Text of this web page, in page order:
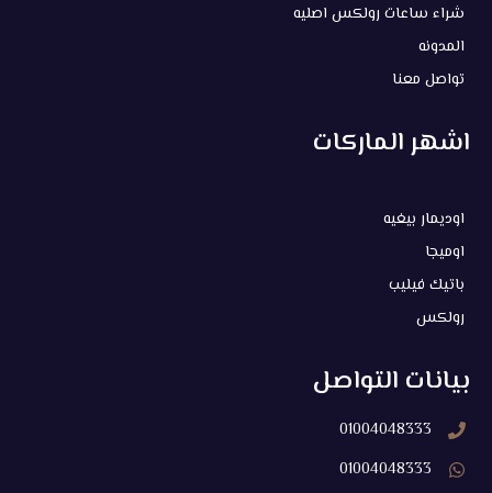
شراء ساعات رولكس اصليه
المدونه
تواصل معنا
اشهر الماركات
اوديمار بيغيه
اوميجا
باتيك فيليب
رولكس
بيانات التواصل
01004048333
01004048333